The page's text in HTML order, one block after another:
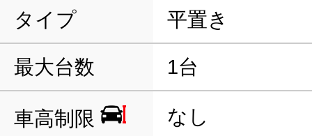
タイプ 平置き
最大台数 1台
車高制限 なし